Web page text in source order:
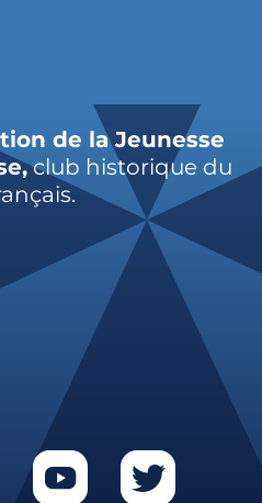
de la Jeunesse
club historique du